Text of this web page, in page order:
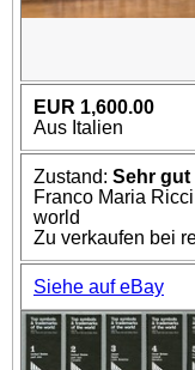
EUR 1,600.00
Aus Italien
Zustand: Sehr gut
Franco Maria
world
Zu verkaufen bei
Siehe auf eBay